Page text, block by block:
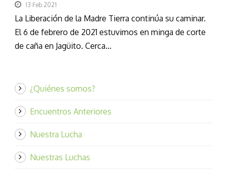
13 Feb 2021
La Liberación de la Madre Tierra continúa su caminar.
El 6 de febrero de 2021 estuvimos en minga de corte
de caña en Jagüito. Cerca...
¿Quiénes somos?
Encuentros Anteriores
Nuestra Lucha
Nuestras Luchas